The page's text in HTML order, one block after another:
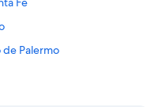
Palermo